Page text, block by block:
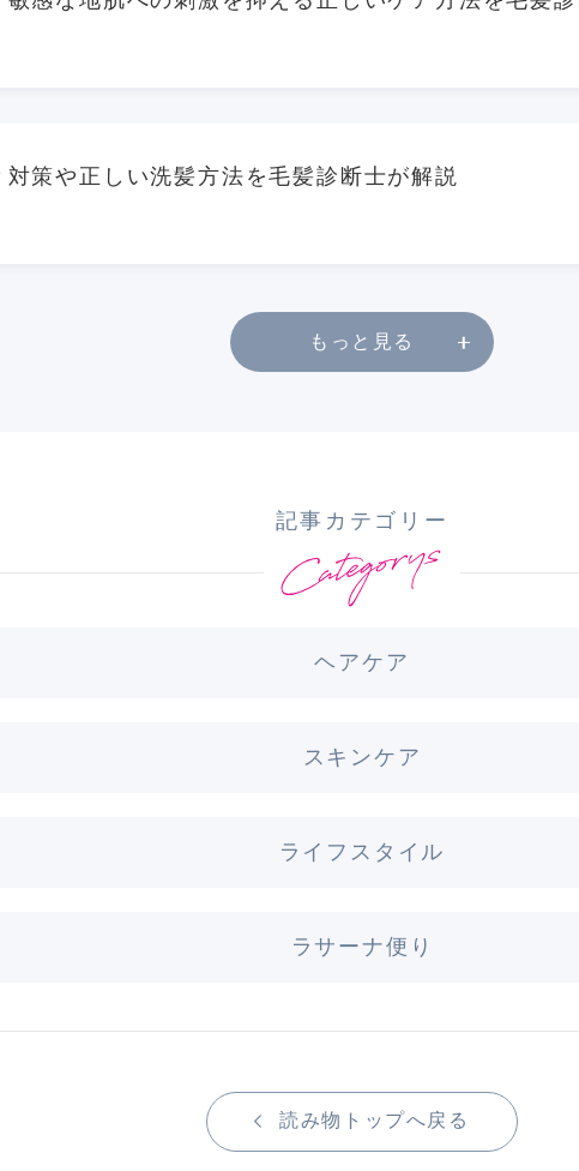
策や正しい洗髪方法を毛髪診断士が解説
もっと見る
記事カテゴリー
ヘアケア
スキンケア
ライフスタイル
ラサーナ便り
読み物トップへ戻る